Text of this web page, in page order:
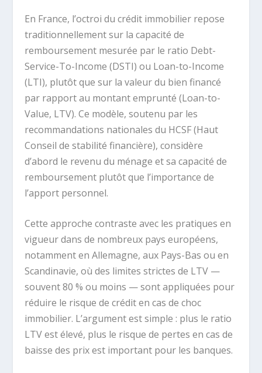
En France, l’octroi du crédit immobilier repose
traditionnellement sur la capacité de
remboursement mesurée par le ratio Debt-
Service-To-Income (DSTI) ou Loan-to-Income
(LTI), plutôt que sur la valeur du bien financé
par rapport au montant emprunté (Loan-to-
Value, LTV). Ce modèle, soutenu par les
recommandations nationales du HCSF (Haut
Conseil de stabilité financière), considère
d’abord le revenu du ménage et sa capacité de
remboursement plutôt que l’importance de
l’apport personnel.
Cette approche contraste avec les pratiques en
vigueur dans de nombreux pays européens,
notamment en Allemagne, aux Pays-Bas ou en
Scandinavie, où des limites strictes de LTV —
souvent 80 % ou moins — sont appliquées pour
réduire le risque de crédit en cas de choc
immobilier. L’argument est simple : plus le ratio
LTV est élevé, plus le risque de pertes en cas de
baisse des prix est important pour les banques.